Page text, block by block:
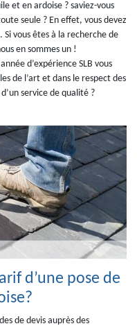
et en ardoise ? saviez-vous
seule ? En effet, vous devez
Si vous êtes à la recherche de
en sommes un !
d’expérience SLB vous
de l’art et dans le respect des
service de qualité ?
d’une pose de
de devis auprès des